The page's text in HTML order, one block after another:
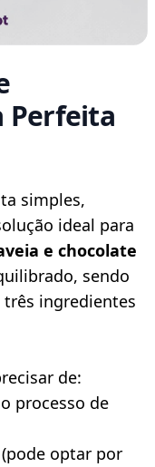
Perfeita
simples,
ideal para
e chocolate
sendo
três ingredientes
de:
processo de
(pode optar por